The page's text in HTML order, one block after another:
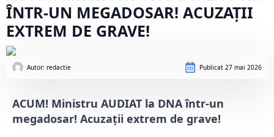
ÎNTR-UN MEGADOSAR! ACUZAȚII
EXTREM DE GRAVE!
Autor: redactie Publicat 27 mai 2026
ACUM! Ministru AUDIAT la DNA într-un
megadosar! Acuzații extrem de grave!